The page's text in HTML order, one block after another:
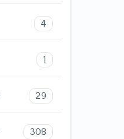
4
1
29
308